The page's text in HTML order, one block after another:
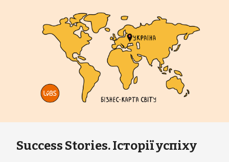
Success Stories. Історії успіху